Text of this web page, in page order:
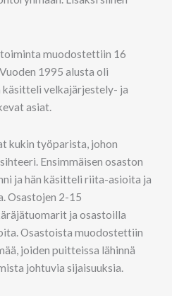
muodostettiin 16
1995 alusta oli
velkajärjestely- ja
asiat.
kukin työparista, johon
Ensimmäisen osaston
ja hän käsitteli riita-asioita ja
Osastojen 2-15
ja osastoilla
Osastoista muodostettiin
joiden puitteissa lähinnä
johtuvia sijaisuuksia.